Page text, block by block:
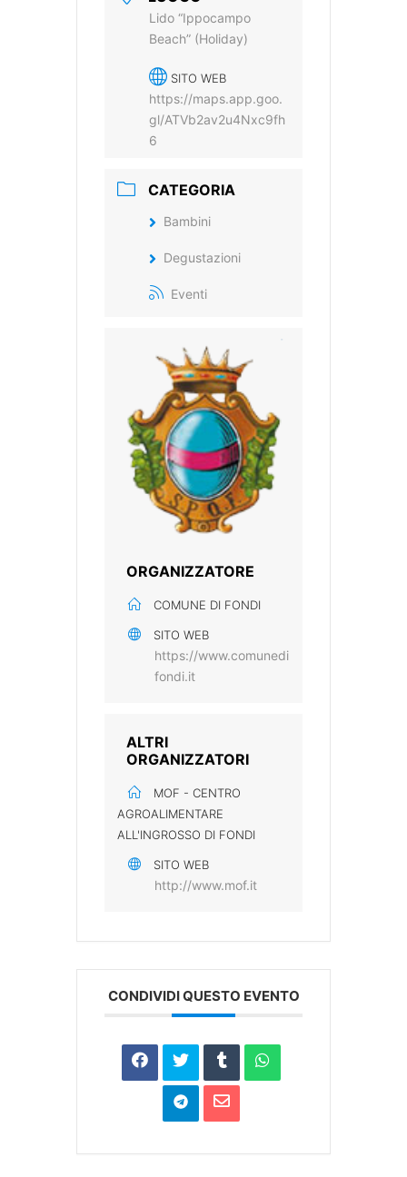
Lido “Ippocampo
Beach” (Holiday)
SITO WEB
https://maps.app.goo.
gl/ATVb2av2u4Nxc9fh
6
CATEGORIA
Bambini
Degustazioni
Eventi
ORGANIZZATORE
COMUNE DI FONDI
SITO WEB
https://www.comunedi
fondi.it
ALTRI
ORGANIZZATORI
MOF - CENTRO
AGROALIMENTARE
ALL'INGROSSO DI FONDI
SITO WEB
http://www.mof.it
CONDIVIDI QUESTO EVENTO